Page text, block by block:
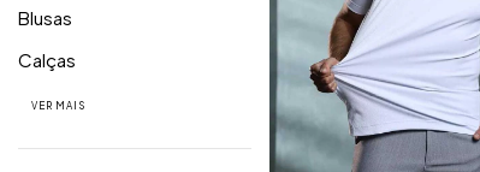
Blusas
Calças
VER MAIS